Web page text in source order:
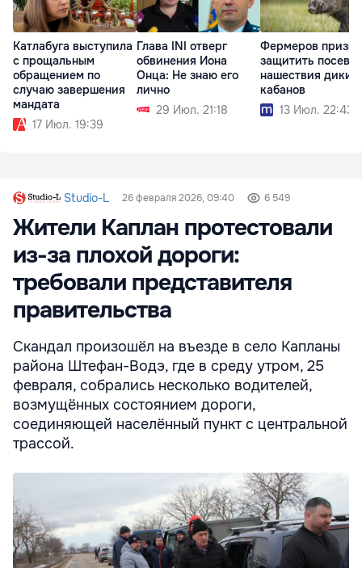
Катлабуга выступила
с прощальным
обращением по
случаю завершения
мандата
17 Июл. 19:39
Глава INI отверг
обвинения Иона
Онца: Не знаю его
лично
29 Июл. 21:18
Фермеров
защитить посевы
нашествия диких
кабанов
13 Июл. 22:43
Studio-L 26 февраля 2026, 09:40 6 549
Жители Каплан протестовали
из-за плохой дороги:
требовали представителя
правительства
Скандал произошёл на въезде в село Капланы
района Штефан-Водэ, где в среду утром, 25
февраля, собрались несколько водителей,
возмущённых состоянием дороги,
соединяющей населённый пункт с центральной
трассой.